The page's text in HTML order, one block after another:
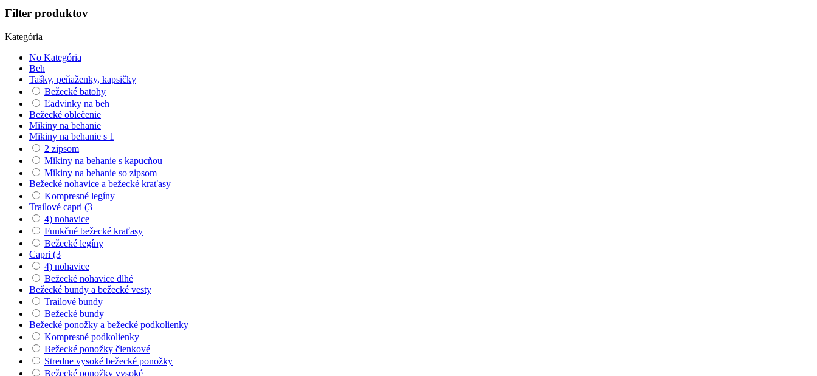
Filter produktov
Kategória
No Kategória
Beh
Tašky, peňaženky, kapsičky
Bežecké batohy
Ľadvinky na beh
Bežecké oblečenie
Mikiny na behanie
Mikiny na behanie s 1
2 zipsom
Mikiny na behanie s kapucňou
Mikiny na behanie so zipsom
Bežecké nohavice a bežecké kraťasy
Kompresné legíny
Trailové capri (3
4) nohavice
Funkčné bežecké kraťasy
Bežecké legíny
Capri (3
4) nohavice
Bežecké nohavice dlhé
Bežecké bundy a bežecké vesty
Trailové bundy
Bežecké bundy
Bežecké ponožky a bežecké podkolienky
Kompresné podkolienky
Bežecké ponožky členkové
Stredne vysoké bežecké ponožky
Bežecké ponožky vysoké